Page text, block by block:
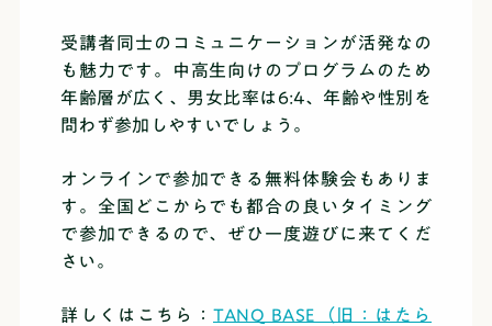
受講者同士のコミュニケーションが活発なの
も魅力です。中高生向けのプログラムのため
年齢層が広く、男女比率は6:4、年齢や性別を
問わず参加しやすいでしょう。
オンラインで参加できる無料体験会もありま
す。全国どこからでも都合の良いタイミング
で参加できるので、ぜひ一度遊びに来てくだ
さい。
詳しくはこちら：TANQ BASE（旧：はたら